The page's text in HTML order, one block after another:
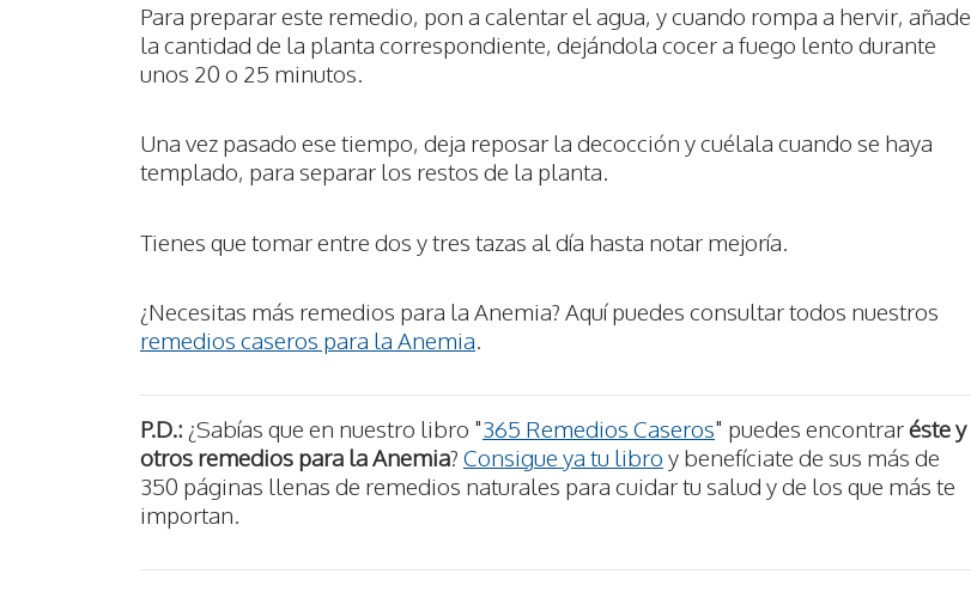
Para preparar este remedio, pon a calentar el agua, y cuando rompa a hervir, añade
la cantidad de la planta correspondiente, dejándola cocer a fuego lento durante
unos 20 o 25 minutos.
Una vez pasado ese tiempo, deja reposar la decocción y cuélala cuando se haya
templado, para separar los restos de la planta.
Tienes que tomar entre dos y tres tazas al día hasta notar mejoría.
¿Necesitas más remedios para la Anemia? Aquí puedes consultar todos nuestros
remedios caseros para la Anemia.
P.D.: ¿Sabías que en nuestro libro "365 Remedios Caseros" puedes encontraréste y
otros remedios para la Anemia? Consigue ya tu libro y benefíciate de sus más de
350 páginas llenas de remedios naturales para cuidar tu salud y de los que más te
importan.